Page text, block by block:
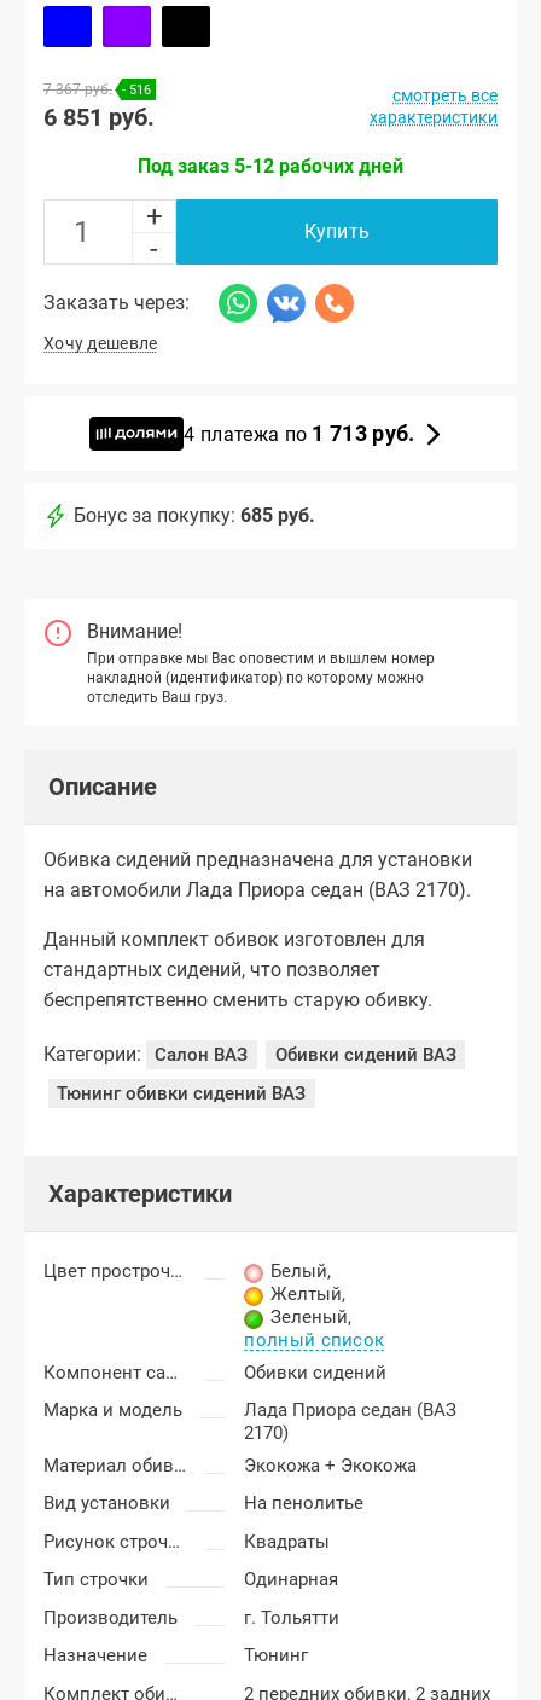
7 367 руб. - 516
6 851 руб.
смотреть все
характеристики
Под заказ 5-12 рабочих дней
+
-
Купить
Заказать через:
Хочу дешевле
4 платежа по 1 713 руб.
Бонус за покупку: 685 руб.
Внимание!
При отправке мы Вас оповестим и вышлем номер
накладной (идентификатор) по которому можно
отследить Ваш груз.
Описание
Обивка сидений предназначена для установки
на автомобили Лада Приора седан (ВАЗ 2170).
Данный комплект обивок изготовлен для
стандартных сидений, что позволяет
беспрепятственно сменить старую обивку.
Категории: Салон ВАЗ
Обивки сидений ВАЗ
Тюнинг обивки сидений ВАЗ
Характеристики
Цвет прострочки Белый,
Желтый,
Зеленый,
полный список
Компонент салона
Обивки сидений
Марка и модель
Лада Приора седан (ВАЗ
2170)
Материал обивки
Экокожа + Экокожа
Вид установки
На пенолитье
Рисунок строчки
Квадраты
Тип строчки
Одинарная
Производитель
г. Тольятти
Назначение
Тюнинг
Комплект обивки
2 передних обивки, 2 задних